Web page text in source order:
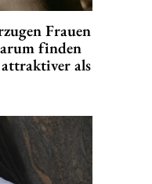
Frauen
finden
attraktiver als